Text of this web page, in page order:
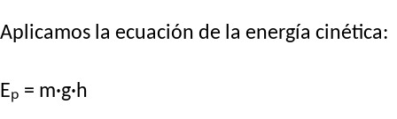
Aplicamos la ecuación de la energía cinética:
Eₚ = m·g·h